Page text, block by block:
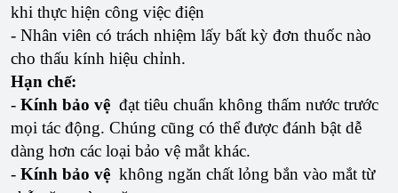
khi thực hiện công việc điện
- Nhân viên có trách nhiệm lấy bất kỳ đơn thuốc nào
cho thấu kính hiệu chỉnh.
Hạn chế:
- Kính bảo vệ đạt tiêu chuẩn không thấm nước trước
mọi tác động. Chúng cũng có thể được đánh bật dễ
dàng hơn các loại bảo vệ mắt khác.
- Kính bảo vệ không ngăn chất lỏng bắn vào mắt từ